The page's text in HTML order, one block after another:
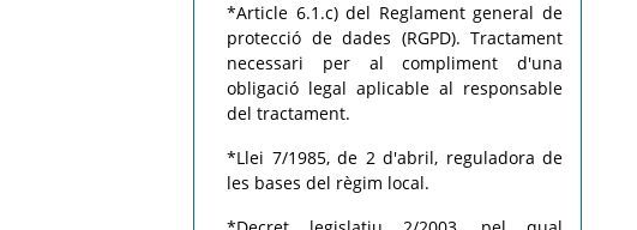
*Article 6.1.c) del Reglament general de
protecció de dades (RGPD). Tractament
necessari per al compliment d'una
obligació legal aplicable al responsable
del tractament.
*Llei 7/1985, de 2 d'abril, reguladora de
les bases del règim local.